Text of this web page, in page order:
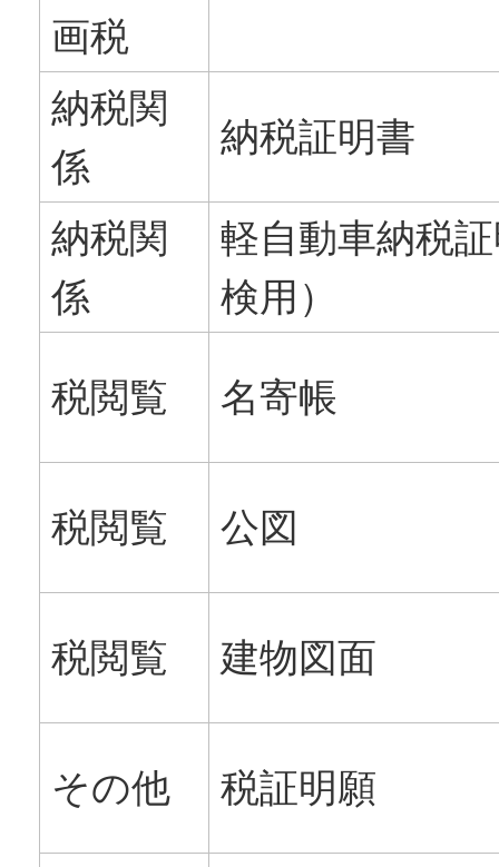
画税
納税関
係
納税証明書
納税関
係
軽自動車納税
検用）
税閲覧 名寄帳
税閲覧 公図
税閲覧 建物図面
その他 税証明願